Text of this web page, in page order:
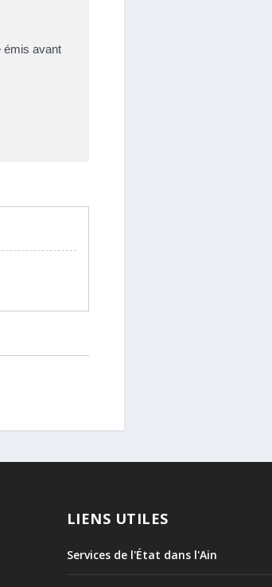
émis avant
LIENS UTILES
Services de l'État dans l'Ain